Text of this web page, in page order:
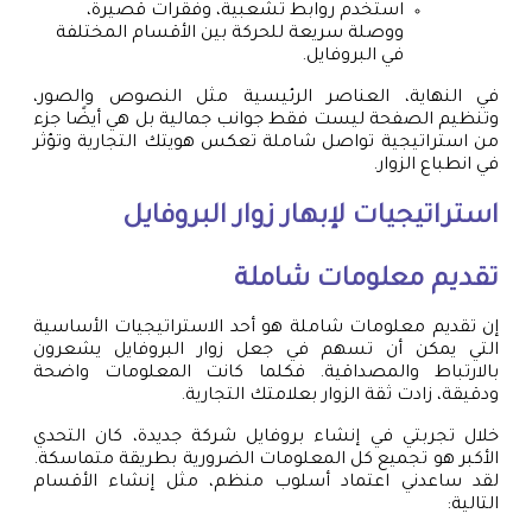
استخدم روابط تشعبية، وفقرات قصيرة،
ووصلة سريعة للحركة بين الأقسام المختلفة
في البروفايل.
في النهاية، العناصر الرئيسية مثل النصوص والصور،
وتنظيم الصفحة ليست فقط جوانب جمالية بل هي أيضًا جزء
من استراتيجية تواصل شاملة تعكس هويتك التجارية وتؤثر
في انطباع الزوار.
استراتيجيات لإبهار زوار البروفايل
تقديم معلومات شاملة
إن تقديم معلومات شاملة هو أحد الاستراتيجيات الأساسية
التي يمكن أن تسهم في جعل زوار البروفايل يشعرون
بالارتباط والمصداقية. فكلما كانت المعلومات واضحة
ودقيقة، زادت ثقة الزوار بعلامتك التجارية.
خلال تجربتي في إنشاء بروفايل شركة جديدة، كان التحدي
الأكبر هو تجميع كل المعلومات الضرورية بطريقة متماسكة.
لقد ساعدني اعتماد أسلوب منظم، مثل إنشاء الأقسام
التالية: